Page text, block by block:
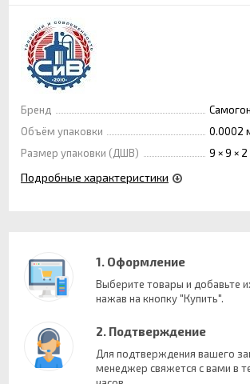
Бренд
Объём упаковки
0.0002
Размер упаковки (ДШВ)
9 × 9 ×
Подробные характеристики
1. Оформление
Выберите товары и добавьте
нажав на кнопку "Купить".
2. Подтверждение
Для подтверждения вашего
менеджер свяжется с вами в